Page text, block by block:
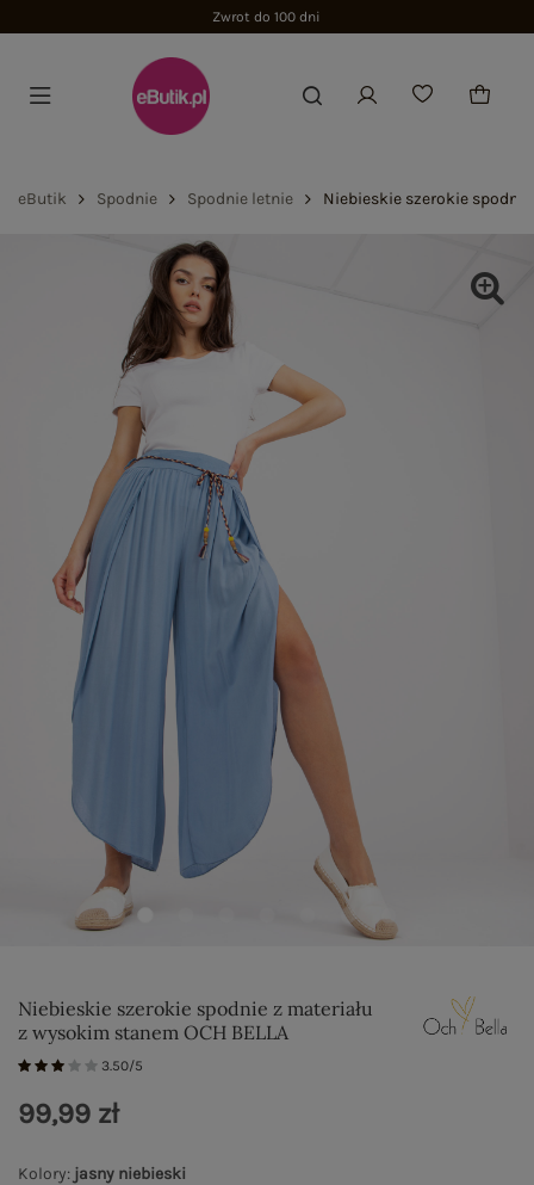
Zwrot do 100 dni
eButik Spodnie Spodnie letnie Niebieskie szerokie
Niebieskie szerokie spodnie z materiału
z wysokim stanem OCH BELLA
3.50/5
Kolory: jasny niebieski
99,99 zł